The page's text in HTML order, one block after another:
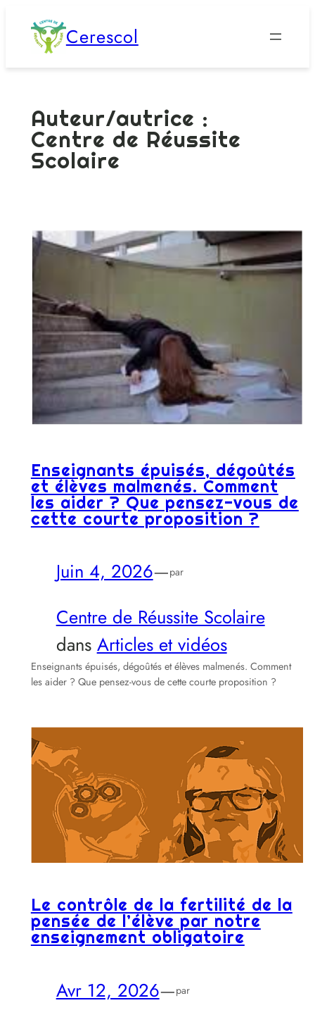
Aller
Cerescol
Auteur/autrice :
Centre de Réussite
Scolaire
Enseignants épuisés, dégoûtés
et élèves malmenés. Comment
les aider ? Que pensez-vous de
cette courte proposition ?
Juin 4, 2026—par
Centre de Réussite Scolaire
dans Articles et vidéos
Enseignants épuisés, dégoûtés et élèves malmenés. Comment
les aider ? Que pensez-vous de cette courte proposition ?
Le contrôle de la fertilité de la
pensée de l’élève par notre
enseignement obligatoire
Avr 12, 2026—par